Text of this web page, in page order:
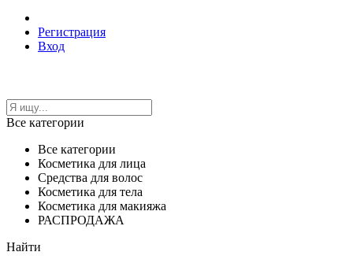
Регистрация
Вход
Все категории
Все категории
Косметика для лица
Средства для волос
Косметика для тела
Косметика для макияжа
РАСПРОДАЖА
Найти